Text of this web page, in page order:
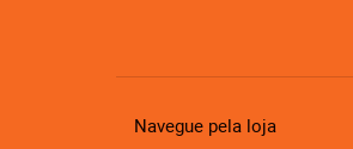
Navegue pela loja